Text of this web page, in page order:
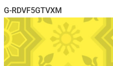
G-RDVF5GTVXM